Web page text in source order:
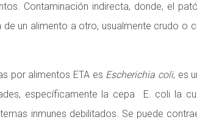
Contaminación indirecta, donde, el
un alimento a otro, usualmente crudo
por alimentos ETA es Escherichia coli, es
específicamente la cepa E. coli la
inmunes debilitados. Se puede